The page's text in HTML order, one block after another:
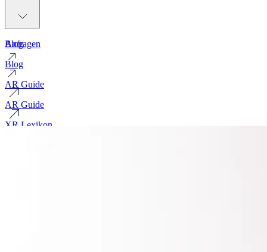
Blog
Blog
AR Guide
AR Guide
XR Lexikon
Anfragen